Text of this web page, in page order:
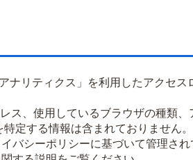
リティクス」を利用したアクセス
ス、使用しているブラウザの種類、
定する情報は含まれておりません。
バシーポリシーに基づいて管理され